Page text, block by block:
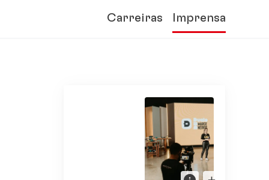
Carreiras Imprensa
Gravações